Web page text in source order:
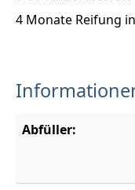
4 Monate Reifung
Abfüller: